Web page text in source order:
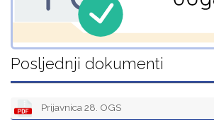
Posljednji dokumenti
Prijavnica 28. OGS